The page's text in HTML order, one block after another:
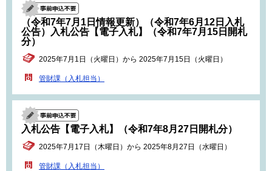
（令和7年7月1日情報更新）（令和7年6月12日入札
公告）入札公告【電子入札】（令和7年7月15日開札
分）
2025年7月1日（火曜日）から 2025年7月15日（火曜日）
管財課（入札担当）
入札公告【電子入札】（令和7年8月27日開札分）
2025年7月17日（木曜日）から 2025年8月27日（水曜日）
管財課（入札担当）